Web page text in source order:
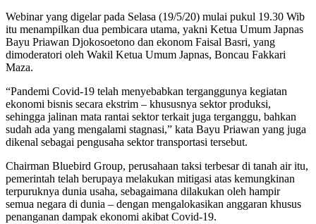
Webinar yang digelar pada Selasa (19/5/20) mulai pukul 19.30 Wib
itu menampilkan dua pembicara utama, yakni Ketua Umum Japnas
Bayu Priawan Djokosoetono dan ekonom Faisal Basri, yang
dimoderatori oleh Wakil Ketua Umum Japnas, Boncau Fakkari
Maza.
“Pandemi Covid-19 telah menyebabkan terganggunya kegiatan
ekonomi bisnis secara ekstrim – khususnya sektor produksi,
sehingga jalinan mata rantai sektor terkait juga terganggu, bahkan
sudah ada yang mengalami stagnasi,” kata Bayu Priawan yang juga
dikenal sebagai pengusaha sektor transportasi tersebut.
Chairman Bluebird Group, perusahaan taksi terbesar di tanah air itu,
pemerintah telah berupaya melakukan mitigasi atas kemungkinan
terpuruknya dunia usaha, sebagaimana dilakukan oleh hampir
semua negara di dunia – dengan mengalokasikan anggaran khusus
penanganan dampak ekonomi akibat Covid-19.